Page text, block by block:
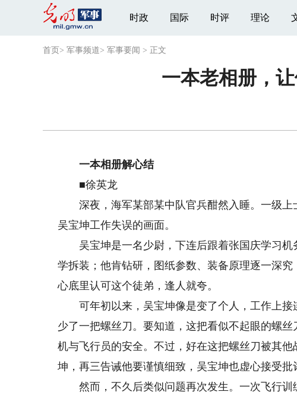
时政 国际 时评 理论
首页 > 军事频道> 军事要闻 > 正文
一本老相册，
一本相册解心结
■徐英龙
深夜，海军某部某中队官兵酣然入睡。一级上
吴宝坤工作失误的画面。
吴宝坤是一名少尉，下连后跟着张国庆学习机
学拆装；他肯钻研，图纸参数、装备原理逐一深
心底里认可这个徒弟，逢人就夸。
可年初以来，吴宝坤像是变了个人，工作上接
少了一把螺丝刀。要知道，这把看似不起眼的螺
机与飞行员的安全。不过，好在这把螺丝刀被其
坤，再三告诫他要谨慎细致，吴宝坤也虚心接受批
然而，不久后类似问题再次发生。一次飞行训